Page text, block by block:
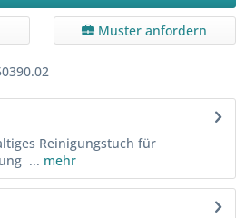
Muster anfordern
Reinigungstuch für
... mehr